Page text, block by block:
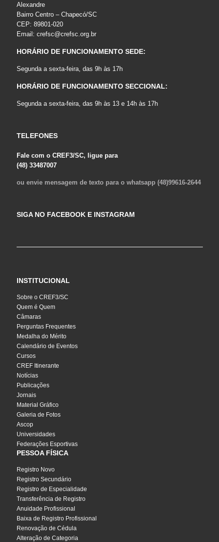
Alexandre
Bairro Centro – Chapecó/SC
CEP: 89801-020
Email: crefsc@crefsc.org.br
HORÁRIO DE FUNCIONAMENTO SEDE:
Segunda a sexta-feira, das 9h às 17h
HORÁRIO DE FUNCIONAMENTO SECCIONAL:
Segunda a sexta-feira, das 9h às 13 e 14h às 17h
TELEFONES
Fale com o CREF3/SC, ligue para
(48) 33487007
ou envie mensagem de texto para o whatsapp (48)99616-2644
SIGA NO FACEBOOK E INSTAGRAM
INSTITUCIONAL
Sobre o CREF3/SC
Quem é Quem
Câmaras
Perguntas Frequentes
Medalha do Mérito
Calendário de Eventos
Cursos
CREF Itinerante
Notícias
Publicações
Jornais
Material Gráfico
Galeria de Fotos
Ascop
Universidades
Federações Esportivas
PESSOA FÍSICA
Registro Novo
Registro Secundário
Registro de Especialidade
Transferência de Registro
Anuidade Profissional
Baixa de Registro Profissional
Renovação de Cédula
Alteração de Categoria